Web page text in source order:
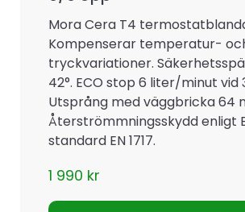
Mora Cera T4
Kompenserar temperatur-
tryckvariationer.
42°. ECO stop 6 liter/minut vid
Utsprång med väggbricka 64
Återströmmningsskydd enligt
standard EN 1717.
1 990 kr